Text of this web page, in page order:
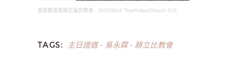
基督教高雄歸正福音教會 · 20150816 ThePhilippiChurch 025
TAGS: 主日證道- 吳永霖- 腓立比教會